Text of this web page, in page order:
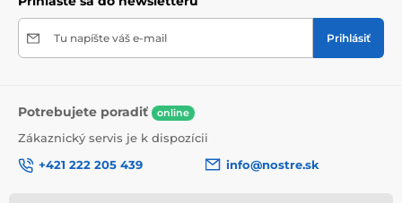
Výhody obrazov na plátne
Tlač je prostredníctvom moderných plotrov, tie
zabezpečia sýtosť farieb (12-16 pass, ink density 200).
Husto situované spony.
Tu napíšte váš e-mail Prihlásiť
Potrebujete poradiť online
Zákaznický servis je k dispozícii
+421 222 205 439
info@nostre.sk